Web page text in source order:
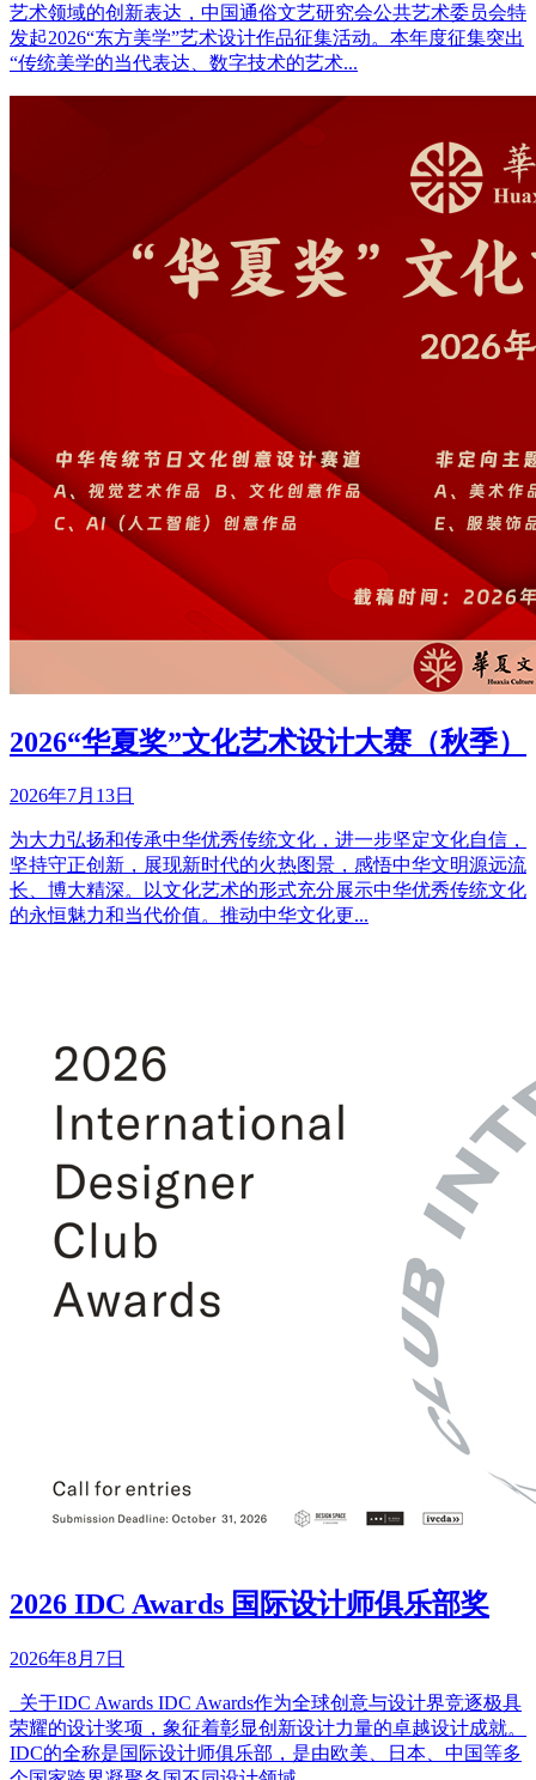
艺术领域的创新表达，中国通俗文艺研究会公共艺术委员会特
发起2026“东方美学”艺术设计作品征集活动。本年度征集突出
“传统美学的当代表达、数字技术的艺术...
2026“华夏奖”文化艺术设计大赛（秋季）
2026年7月13日
为大力弘扬和传承中华优秀传统文化，进一步坚定文化自信，
坚持守正创新，展现新时代的火热图景，感悟中华文明源远流
长、博大精深。以文化艺术的形式充分展示中华优秀传统文化
的永恒魅力和当代价值。推动中华文化更...
2026 IDC Awards 国际设计师俱乐部奖
2026年8月7日
关于IDC Awards IDC Awards作为全球创意与设计界竞逐极具
荣耀的设计奖项，象征着彰显创新设计力量的卓越设计成就。
IDC的全称是国际设计师俱乐部，是由欧美、日本、中国等多